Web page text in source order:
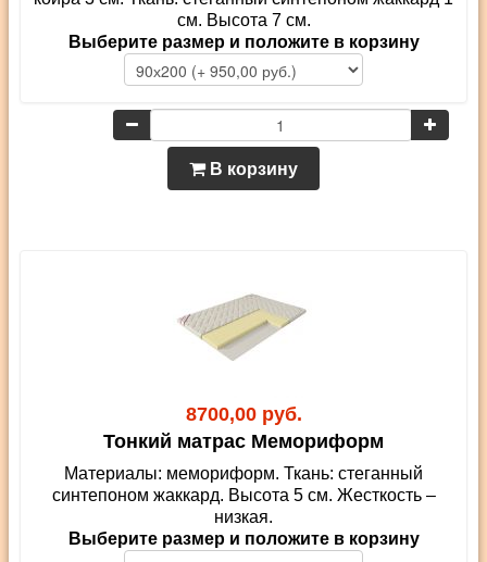
см. Высота 7 см.
Выберите размер и положите в корзину
В корзину
8700,00 руб.
Тонкий матрас Мемориформ
Материалы: мемориформ. Ткань: стеганный
синтепоном жаккард. Высота 5 см. Жесткость –
низкая.
Выберите размер и положите в корзину